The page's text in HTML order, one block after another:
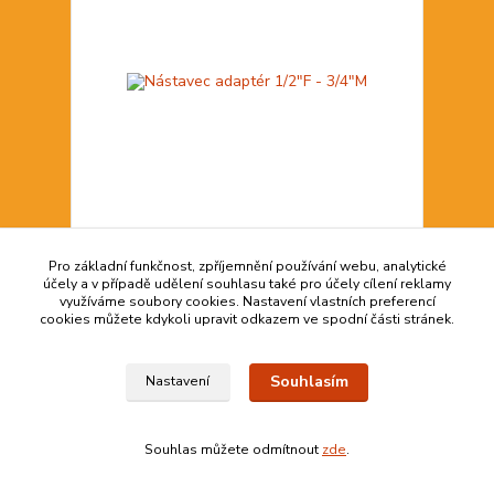
Nástavec adaptér 1/2"F - 3/4"M
52,00 Kč
42,98 Kčbez DPH méně než 6
Pro základní funkčnost, zpříjemnění používání webu, analytické
účely a v případě udělení souhlasu také pro účely cílení reklamy
využíváme soubory cookies. Nastavení vlastních preferencí
cookies můžete kdykoli upravit odkazem ve spodní části stránek.
Nastavení Souhlasím
Souhlas můžete odmítnout zde.